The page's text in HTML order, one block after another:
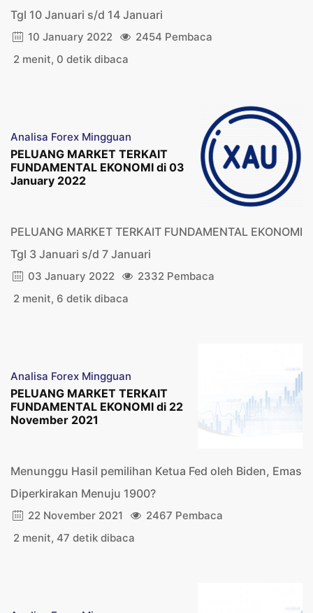
Tgl 10 Januari s/d 14 Januari
10 January 2022
2454 Pembaca
2 menit, 0 detik dibaca
Analisa Forex Mingguan
PELUANG MARKET TERKAIT
FUNDAMENTAL EKONOMI di 03
January 2022
PELUANG MARKET TERKAIT FUNDAMENTAL EKONOMI
Tgl 3 Januari s/d 7 Januari
03 January 2022
2332 Pembaca
2 menit, 6 detik dibaca
Analisa Forex Mingguan
PELUANG MARKET TERKAIT
FUNDAMENTAL EKONOMI di 22
November 2021
Menunggu Hasil pemilihan Ketua Fed oleh Biden, Emas
Diperkirakan Menuju 1900?
22 November 2021
2467 Pembaca
2 menit, 47 detik dibaca